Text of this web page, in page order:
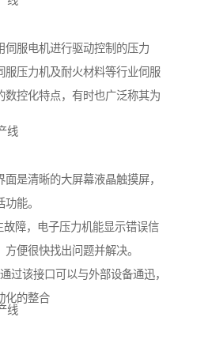
伺服电机进行驱动控制的压力
服压力机及耐火材料等行业伺服
数控化特点，有时也广泛称其为
是清晰的大屏幕液晶触摸屏，
能。
故障，电子压力机能显示错误信
便很快找出问题并解决。
过该接口可以与外部设备通迅，
化的整合